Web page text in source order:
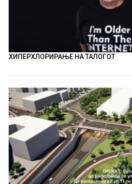
ХИПЕРХЛОРИРАЊЕ НА ТАЛОГОТ